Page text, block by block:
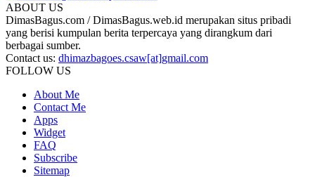
ABOUT US
DimasBagus.com / DimasBagus.web.id merupakan situs pribadi
yang berisi kumpulan berita terpercaya yang dirangkum dari
berbagai sumber.
Contact us: dhimazbagoes.csaw[at]gmail.com
FOLLOW US
About Me
Contact Me
Apps
Widget
FAQ
Subscribe
Sitemap